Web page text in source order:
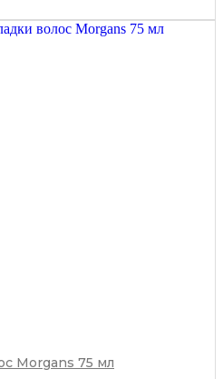
Morgans 75 мл